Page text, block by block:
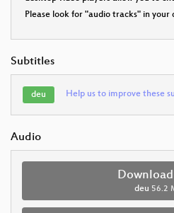
Please look for "audio tracks" in your
Subtitles
deu Help us to improve these
Audio
deu 56.2